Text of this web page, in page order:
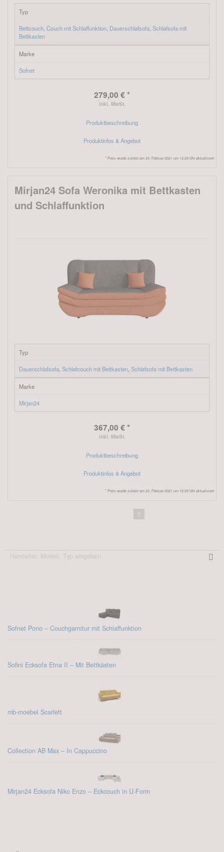
Typ
Bettcouch, Couch mit Schlaffunktion, Dauerschlafsofa, Schlafsofa mit
Bettkasten
Marke
Sofnet
279,00 € *
inkl. MwSt.
Produktbeschreibung
Produktinfos & Angebot
* Preis wurde zuletzt am 23. Februar 2021 um 12:29 Uhr aktualisiert
Mirjan24 Sofa Weronika mit Bettkasten
und Schlaffunktion
Typ
Dauerschlafsofa Schlafcouch mit Bettkasten Schlafsofa mit Bettkasten
Marke
Mirjan24
367,00 € *
inkl. MwSt.
Produktbeschreibung
Produktinfos & Angebot
* Preis wurde zuletzt am 23. Februar 2021 um 12:29 Uhr aktualisiert
5
Sofnet Pono – Couchgarnitur mit Schlaffunktion
Sofini Ecksofa Etna II – Mit Bettkästen
mb-moebel Scarlett
Collection AB Max – In Cappuccino
Mirjan24 Ecksofa Niko Enzo – Eckcouch in U-Form